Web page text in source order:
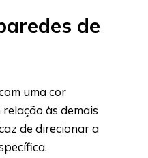
de
uma cor
às demais
de direcionar a